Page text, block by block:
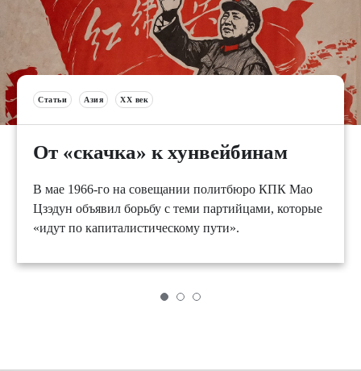
Статьи Азия XX век
От «скачка» к хунвейбинам
В мае 1966-го на совещании политбюро КПК Мао
Цзэдун объявил борьбу с теми партийцами, которые
«идут по капиталистическому пути».